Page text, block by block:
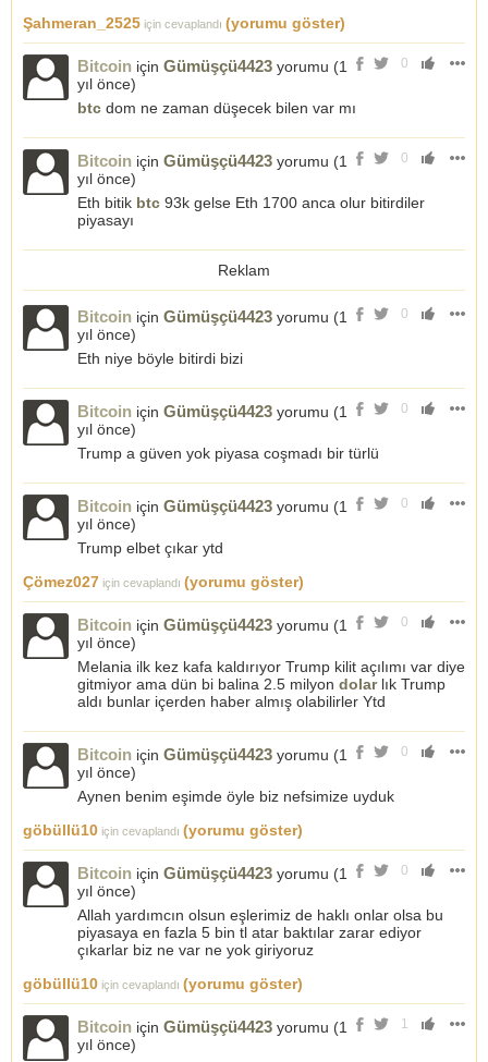
Şahmeran_2525 için cevaplandı (yorumu göster)
0
Bitcoin için Gümüşçü4423 yorumu (1
yıl önce)
btc dom ne zaman düşecek bilen var mı
0
Bitcoin için Gümüşçü4423 yorumu (1
yıl önce)
Eth bitik btc 93k gelse Eth 1700 anca olur bitirdiler
piyasayı
Reklam
0
Bitcoin için Gümüşçü4423 yorumu (1
yıl önce)
Eth niye böyle bitirdi bizi
0
Bitcoin için Gümüşçü4423 yorumu (1
yıl önce)
Trump a güven yok piyasa coşmadı bir türlü
0
Bitcoin için Gümüşçü4423 yorumu (1
yıl önce)
Trump elbet çıkar ytd
Çömez027 için cevaplandı (yorumu göster)
0
Bitcoin için Gümüşçü4423 yorumu (1
yıl önce)
Melania ilk kez kafa kaldırıyor Trump kilit açılımı var diye
gitmiyor ama dün bi balina 2.5 milyon dolarlık Trump
aldı bunlar içerden haber almış olabilirler Ytd
0
Bitcoin için Gümüşçü4423 yorumu (1
yıl önce)
Aynen benim eşimde öyle biz nefsimize uyduk
göbüllü10 için cevaplandı (yorumu göster)
0
Bitcoin için Gümüşçü4423 yorumu (1
yıl önce)
Allah yardımcın olsun eşlerimiz de haklı onlar olsa bu
piyasaya en fazla 5 bin tl atar baktılar zarar ediyor
çıkarlar biz ne var ne yok giriyoruz
göbüllü10 için cevaplandı (yorumu göster)
1
Bitcoin için Gümüşçü4423 yorumu (1
yıl önce)